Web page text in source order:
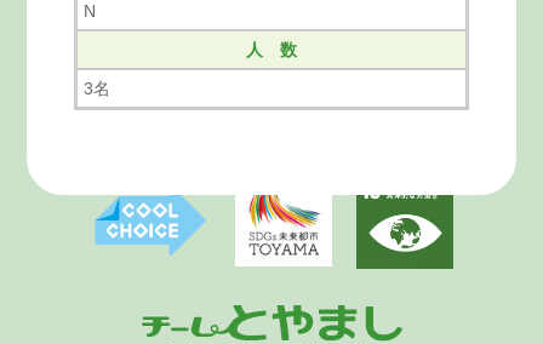
N
人 数
3名